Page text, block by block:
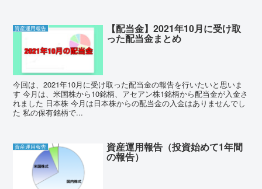
資産運用報告 【配当金】2021年10月に受け取
った配当金まとめ
今回は、2021年10月に受け取った配当金の報告を行いたいと思いま
す 今月は、米国株から10銘柄、アセアン株1銘柄から配当金が入金さ
れました 日本株 今月は日本株からの配当金の入金はありませんでし
た 私の保有銘柄で...
資産運用報告 資産運用報告（投資始めて1年間
の報告）